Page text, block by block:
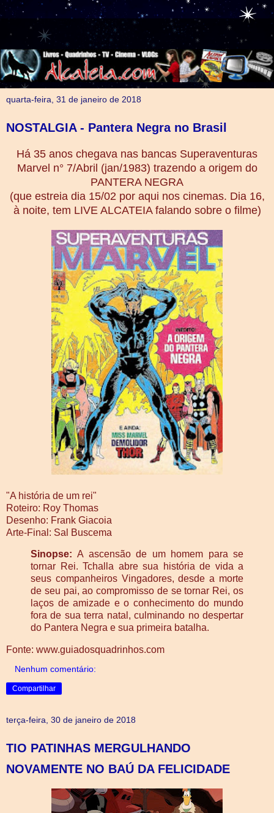
quarta-feira, 31 de janeiro de 2018
NOSTALGIA - Pantera Negra no Brasil
Há 35 anos chegava nas bancas Superaventuras
Marvel n° 7/Abril (jan/1983) trazendo a origem do
PANTERA NEGRA
(que estreia dia 15/02 por aqui nos cinemas. Dia 16,
à noite, tem LIVE ALCATEIA falando sobre o filme)
"A história de um rei"
Roteiro: Roy Thomas
Desenho: Frank Giacoia
Arte-Final: Sal Buscema
Sinopse:A ascensão de um homem para se
tornar Rei. Tchalla abre sua história de vida a
seus companheiros Vingadores, desde a morte
de seu pai, ao compromisso de se tornar Rei, os
laços de amizade e o conhecimento do mundo
fora de sua terra natal, culminando no despertar
do Pantera Negra e sua primeira batalha.
Fonte: www.guiadosquadrinhos.com
Nenhum comentário:
Compartilhar
terça-feira, 30 de janeiro de 2018
TIO PATINHAS MERGULHANDO
NOVAMENTE NO BAÚ DA FELICIDADE